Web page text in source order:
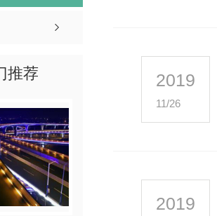
推荐 2019
11/26
2019